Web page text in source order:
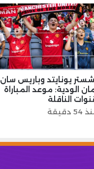
يونايتد وباريس سان
الودية: موعد المباراة
الناقلة
دقيقة